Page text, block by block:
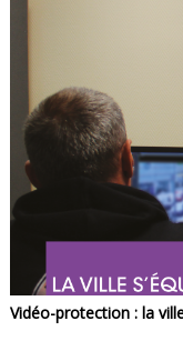
Vidéo-protection : la